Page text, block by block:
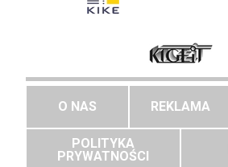
O NAS REKLAMA
POLITYKA
PRYWATNOŚCI